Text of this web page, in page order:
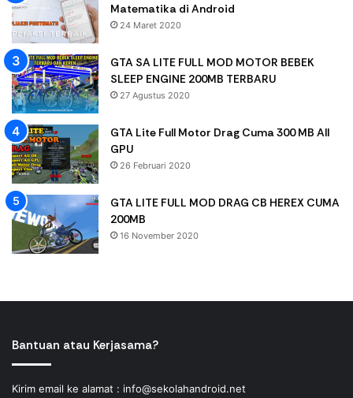
Matematika di Android
24 Maret 2020
GTA SA LITE FULL MOD MOTOR BEBEK
SLEEP ENGINE 200MB TERBARU
27 Agustus 2020
GTA Lite Full Motor Drag Cuma 300 MB All
GPU
26 Februari 2020
GTA LITE FULL MOD DRAG CB HEREX CUMA
200MB
16 November 2020
Bantuan atau Kerjasama?
Kirim email ke alamat : info@sekolahandroid.net